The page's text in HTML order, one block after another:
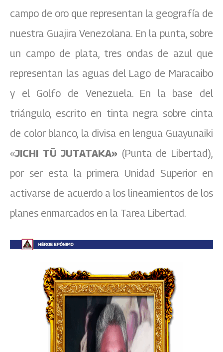
campo de oro que representan la geografía de
nuestra Guajira Venezolana. En la punta, sobre
un campo de plata, tres ondas de azul que
representan las aguas del Lago de Maracaibo
y el Golfo de Venezuela. En la base del
triángulo, escrito en tinta negra sobre cinta
de color blanco, la divisa en lengua Guayunaiki
«JICHI TÜ JUTATAKA» (Punta de Libertad),
por ser esta la primera Unidad Superior en
activarse de acuerdo a los lineamientos de los
planes enmarcados en la Tarea Libertad.